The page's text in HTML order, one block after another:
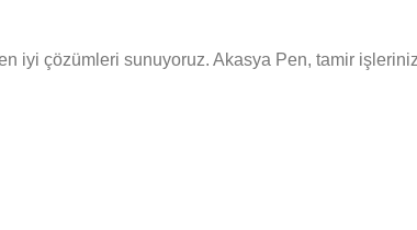
iyi çözümleri sunuyoruz. Akasya Pen, tamir